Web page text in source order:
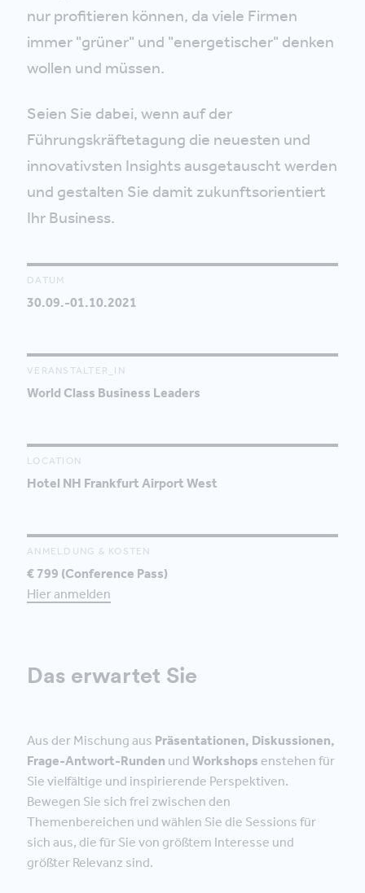
nur profitieren können, da viele Firmen
immer "grüner" und "energetischer" denken
wollen und müssen.
Seien Sie dabei, wenn auf der
Führungskräftetagung die neuesten und
innovativsten Insights ausgetauscht werden
und gestalten Sie damit zukunftsorientiert
Ihr Business.
DATUM
30.09.-01.10.2021
VERANSTALTER_IN
World Class Business Leaders
LOCATION
Hotel NH Frankfurt Airport West
ANMELDUNG & KOSTEN
€ 799 (Conference Pass)
Hier anmelden
Das erwartet Sie
Aus der Mischung aus Präsentationen, Diskussionen,
Frage-Antwort-Runden und Workshops enstehen für
Sie vielfältige und inspirierende Perspektiven.
Bewegen Sie sich frei zwischen den
Themenbereichen und wählen Sie die Sessions für
sich aus, die für Sie von größtem Interesse und
größter Relevanz sind.